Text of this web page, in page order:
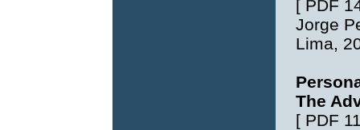
[ PDF
Jorge
Lima,
The
[ PDF